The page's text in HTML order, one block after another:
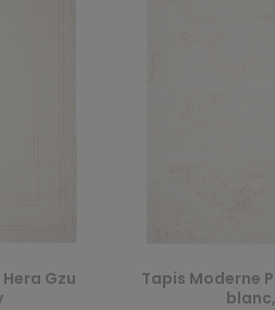
Gzu
Tapis Moderne